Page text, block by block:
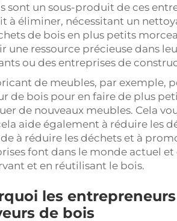
sont un sous-produit de ces
à éliminer, nécessitant un
de bois en plus petits
une ressource précieuse dans
ou des entreprises de
de meubles, par exemple,
de bois pour en faire de plus
de nouveaux meubles. Cela
aide également à réduire les
à réduire les déchets et à
font dans le monde actuel
et en réutilisant le bois.
les
de bois